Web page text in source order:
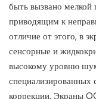
быть вызвано
приводящим к
отличие от этого, в
сенсорные и
высокому уровню
специализированных
коррекции. Экраны